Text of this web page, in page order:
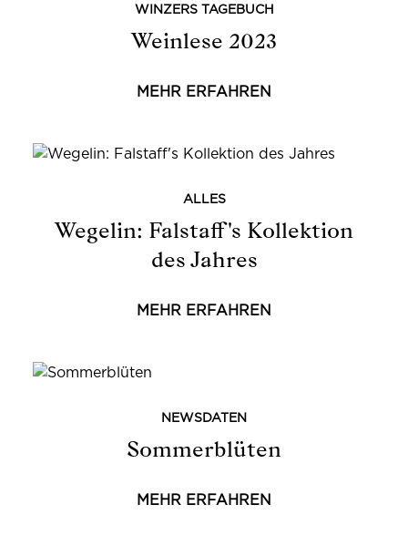
WINZERS TAGEBUCH
Weinlese 2023
MEHR ERFAHREN
ALLES
Wegelin: Falstaff's Kollektion
des Jahres
MEHR ERFAHREN
NEWSDATEN
Sommerblüten
MEHR ERFAHREN